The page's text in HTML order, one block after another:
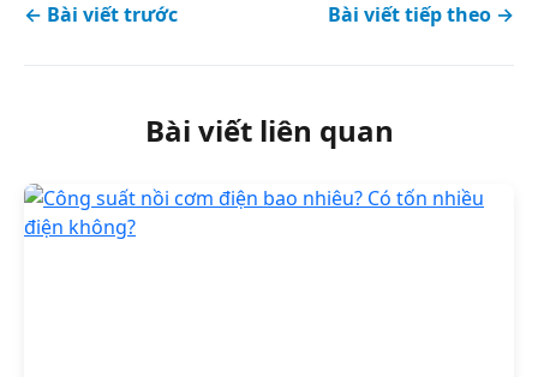
← Bài viết trước Bài viết tiếp theo →
Bài viết liên quan